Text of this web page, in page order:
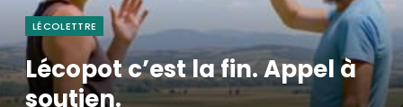
LÉCOLETTRE
Lécopot c’est la fin. Appel à
soutien.